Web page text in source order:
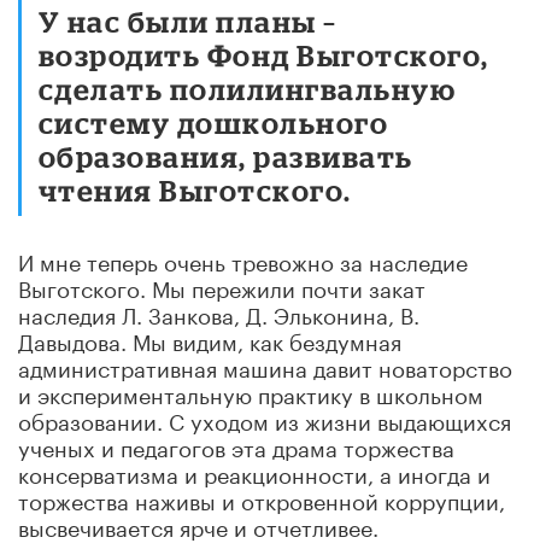
У нас были планы –
возродить Фонд Выготского,
сделать полилингвальную
систему дошкольного
образования, развивать
чтения Выготского.
И мне теперь очень тревожно за наследие
Выготского. Мы пережили почти закат
наследия Л. Занкова, Д. Эльконина, В.
Давыдова. Мы видим, как бездумная
административная машина давит новаторство
и экспериментальную практику в школьном
образовании. С уходом из жизни выдающихся
ученых и педагогов эта драма торжества
консерватизма и реакционности, а иногда и
торжества наживы и откровенной коррупции,
высвечивается ярче и отчетливее.